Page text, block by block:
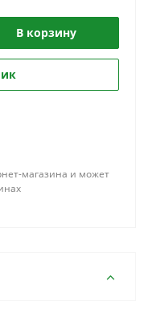
В корзину
магазина и может